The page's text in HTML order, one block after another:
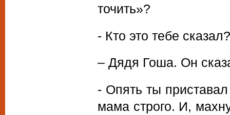
точить»?
- Кто это тебе
– Дядя Гоша. Он
- Опять ты
мама строго. И,